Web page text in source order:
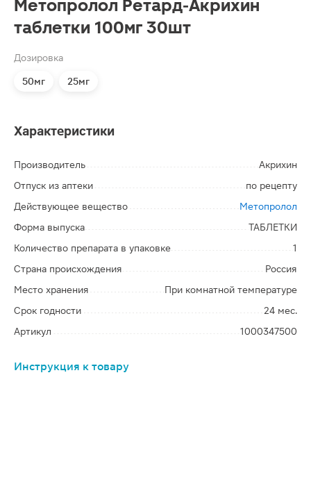
Метопролол Ретард-Акрихин
таблетки 100мг 30шт
Дозировка
50мг 25мг
Характеристики
Производитель
Акрихин
Отпуск из аптеки
по рецепту
Действующее вещество
Метопролол
Форма выпуска
ТАБЛЕТКИ
Количество препарата в упаковке
1
Страна происхождения
Россия
Место хранения
При комнатной температуре
Срок годности
24 мес.
Артикул
1000347500
Инструкция к товару